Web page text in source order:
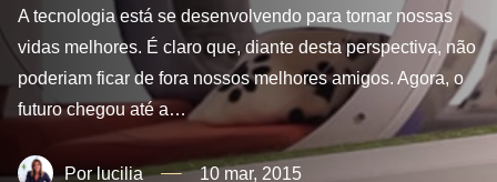
A tecnologia está se desenvolvendo para tornar nossas
vidas melhores. É claro que, diante desta perspectiva, não
poderiam ficar de fora nossos melhores amigos. Agora, o
futuro chegou até a…
lucilia 10 mar, 2015